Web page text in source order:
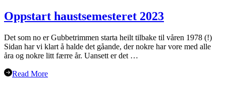
Oppstart haustsemesteret 2023
Det som no er Gubbetrimmen starta heilt tilbake til våren 1978 (!)
Sidan har vi klart å halde det gåande, der nokre har vore med alle
åra og nokre litt færre år. Uansett er det …
Read More